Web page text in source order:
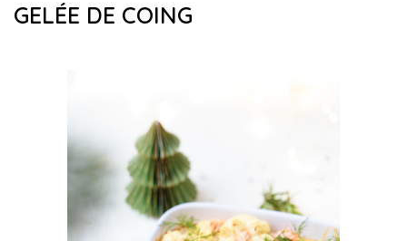
GELÉE DE COING